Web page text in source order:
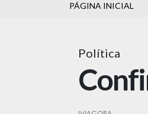
PÁGINA INICIAL
Política